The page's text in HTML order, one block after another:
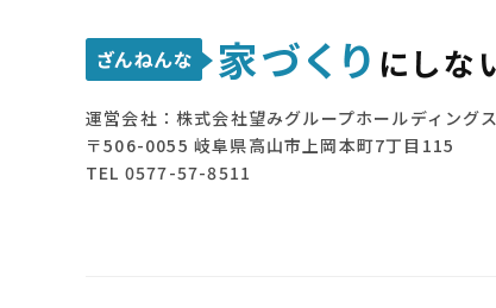
運営会社：株式会社望みグループホールディングス
〒506-0055 岐阜県高山市上岡本町7丁目115
TEL 0577-57-8511